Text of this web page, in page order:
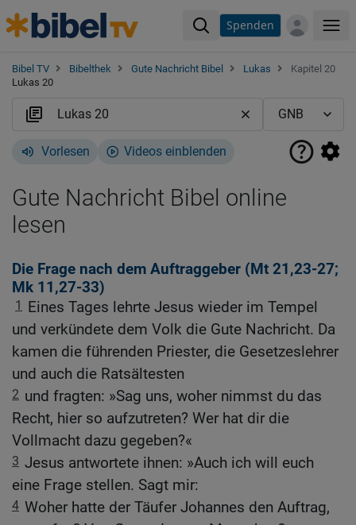
Spenden
Bibel TV Bibelthek Gute Nachricht Bibel Lukas
Kapitel 20
Lukas 20
Vorlesen Videos einblenden
Gute Nachricht Bibel online
lesen
Die Frage nach dem Auftraggeber (Mt 21,23-27;
Mk 11,27-33)
1
Eines Tages lehrte Jesus wieder im Tempel
und verkündete dem Volk die Gute Nachricht. Da
kamen die führenden Priester, die Gesetzeslehrer
und auch die Ratsältesten
2 und fragten: »Sag uns, woher nimmst du das
Recht, hier so aufzutreten? Wer hat dir die
Vollmacht dazu gegeben?«
3 Jesus antwortete ihnen: »Auch ich will euch
eine Frage stellen. Sagt mir:
4 Woher hatte der Täufer Johannes den Auftrag,